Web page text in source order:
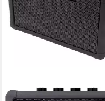
Fly 3 Charge Verstärker